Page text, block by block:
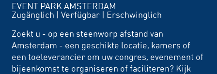
EVENT PARK AMSTERDAM
Zugänglich | Verfügbar | Erschwinglich
Zoekt u - op een steenworp afstand van
Amsterdam - een geschikte locatie, kamers of
een toeleverancier om uw congres, evenement of
bijeenkomst te organiseren of faciliteren? Kijk